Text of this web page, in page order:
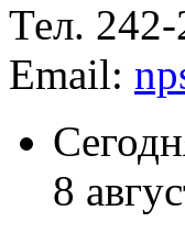
Тел.
Email:
8